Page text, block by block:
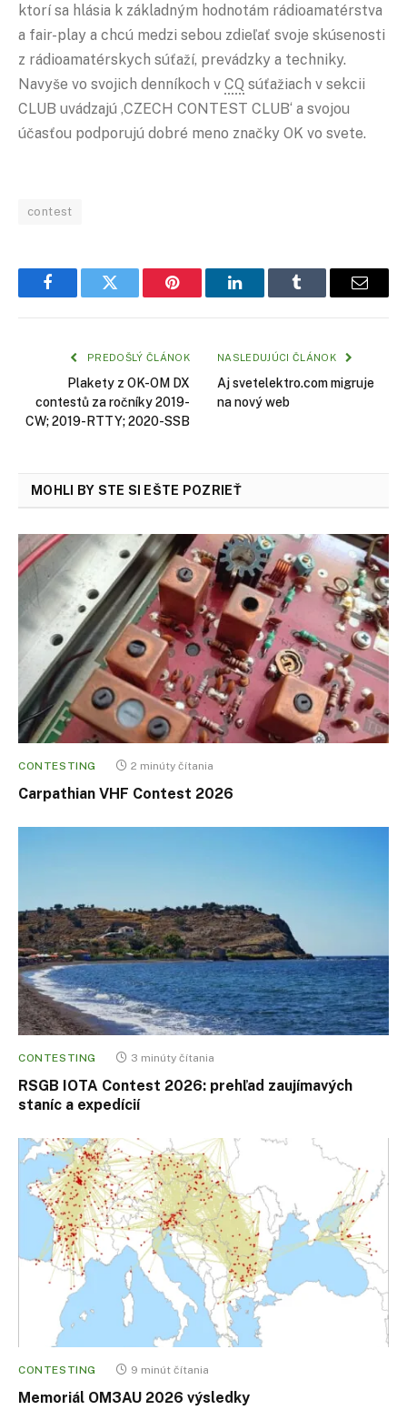
ktorí sa hlásia k základným hodnotám rádioamatérstva
a fair-play a chcú medzi sebou zdieľať svoje skúsenosti
z rádioamatérskych súťaží, prevádzky a techniky.
Navyše vo svojich denníkoch v CQ súťažiach v sekcii
CLUB uvádzajú ‚CZECH CONTEST CLUB‘ a svojou
účasťou podporujú dobré meno značky OK vo svete.
contest
FacebookTwitter Pinterest LinkedInTumblr Email
PREDOŠLÝ ČLÁNOK
Plakety z OK-OM DX
contestů za ročníky 2019-
CW; 2019-RTTY; 2020-SSB
NASLEDUJÚCI ČLÁNOK
Aj svetelektro.com migruje
na nový web
MOHLI BY STE SI EŠTE POZRIEŤ
CONTESTING 2 minúty čítania
Carpathian VHF Contest 2026
CONTESTING 3 minúty čítania
RSGB IOTA Contest 2026: prehľad zaujímavých
staníc a expedícií
CONTESTING 9 minút čítania
Memoriál OM3AU 2026 výsledky